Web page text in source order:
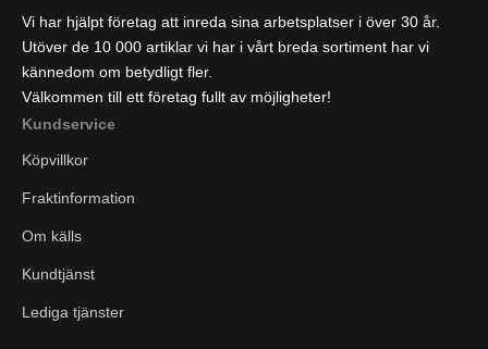
Vi har hjälpt företag att inreda sina arbetsplatser i över 30 år.
Utöver de 10 000 artiklar vi har i vårt breda sortiment har vi
kännedom om betydligt fler.
Välkommen till ett företag fullt av möjligheter!
Kundservice
Köpvillkor
Fraktinformation
Om källs
Kundtjänst
Lediga tjänster